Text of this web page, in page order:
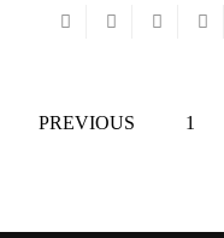
PREVIOUS 1